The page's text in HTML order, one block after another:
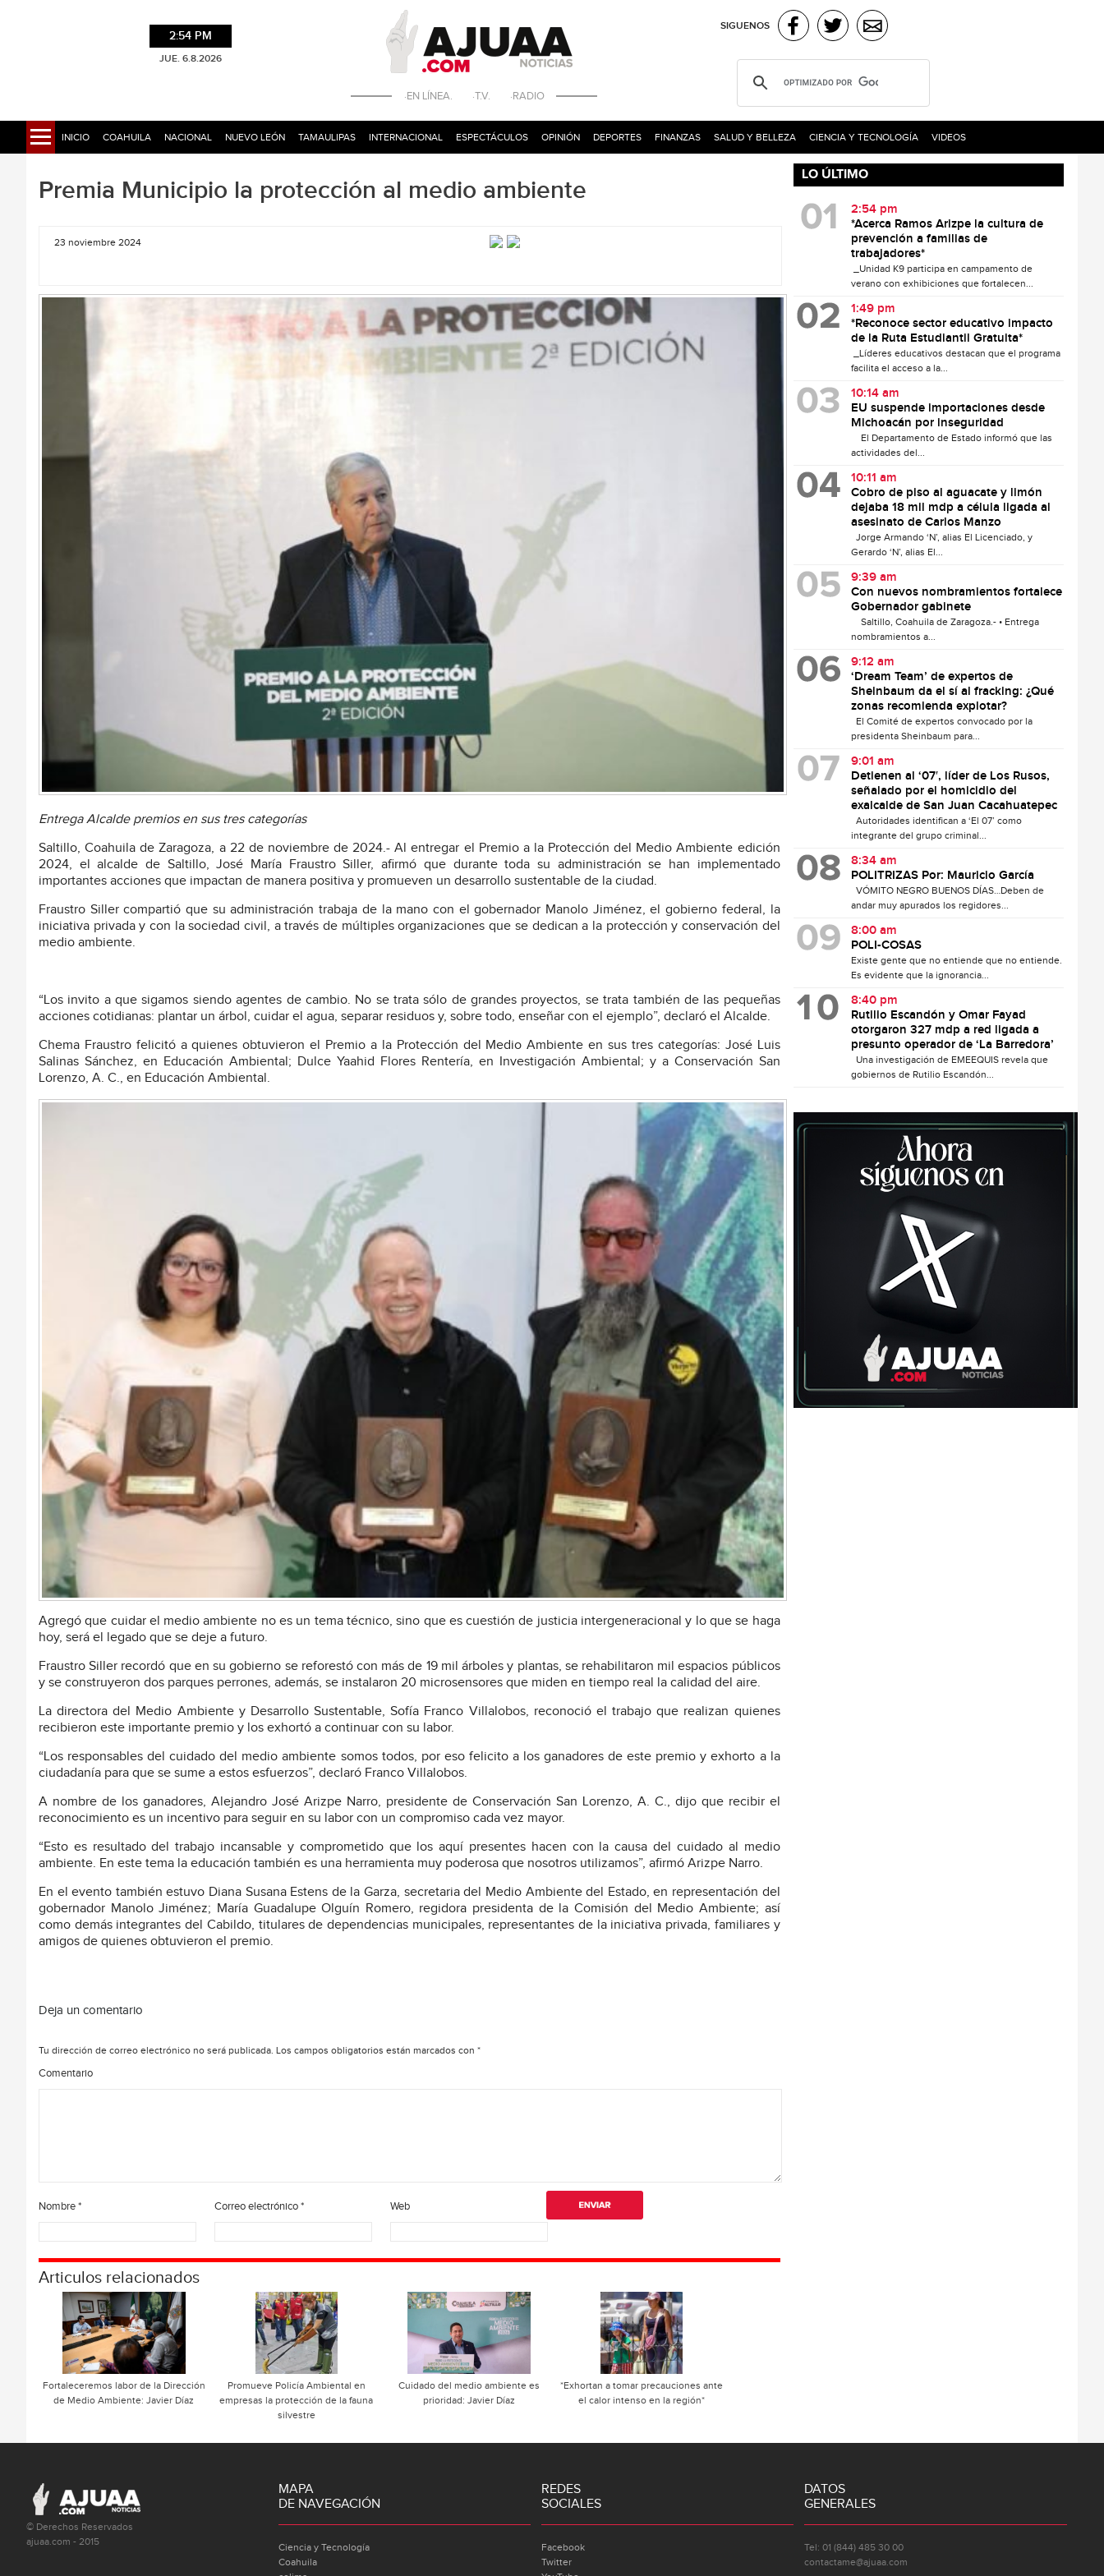
2:54 PM
JUE. 6.8.2026
·EN LÍNEA. ·T.V. ·RADIO
SIGUENOS
INICIO COAHUILA NACIONAL NUEVO LEÓN TAMAULIPAS INTERNACIONAL ESPECTÁCULOS OPINIÓN DEPORTES FINANZAS SALUD Y BELLEZA CIENCIA Y TECNOLOGÍA VIDEOS
Premia Municipio la protección al medio ambiente
23 noviembre 2024
Entrega Alcalde premios en sus tres categorías
Saltillo, Coahuila de Zaragoza, a 22 de noviembre de 2024.- Al entregar el Premio a la Protección del Medio Ambiente edición
2024, el alcalde de Saltillo, José María Fraustro Siller, afirmó que durante toda su administración se han implementado
importantes acciones que impactan de manera positiva y promueven un desarrollo sustentable de la ciudad.
Fraustro Siller compartió que su administración trabaja de la mano con el gobernador Manolo Jiménez, el gobierno federal, la
iniciativa privada y con la sociedad civil, a través de múltiples organizaciones que se dedican a la protección y conservación del
medio ambiente.
“Los invito a que sigamos siendo agentes de cambio. No se trata sólo de grandes proyectos, se trata también de las pequeñas
acciones cotidianas: plantar un árbol, cuidar el agua, separar residuos y, sobre todo, enseñar con el ejemplo”, declaró el Alcalde.
Chema Fraustro felicitó a quienes obtuvieron el Premio a la Protección del Medio Ambiente en sus tres categorías: José Luis
Salinas Sánchez, en Educación Ambiental; Dulce Yaahid Flores Rentería, en Investigación Ambiental; y a Conservación San
Lorenzo, A. C., en Educación Ambiental.
Agregó que cuidar el medio ambiente no es un tema técnico, sino que es cuestión de justicia intergeneracional y lo que se haga
hoy, será el legado que se deje a futuro.
Fraustro Siller recordó que en su gobierno se reforestó con más de 19 mil árboles y plantas, se rehabilitaron mil espacios públicos
y se construyeron dos parques perrones, además, se instalaron 20 microsensores que miden en tiempo real la calidad del aire.
La directora del Medio Ambiente y Desarrollo Sustentable, Sofía Franco Villalobos, reconoció el trabajo que realizan quienes
recibieron este importante premio y los exhortó a continuar con su labor.
“Los responsables del cuidado del medio ambiente somos todos, por eso felicito a los ganadores de este premio y exhorto a la
ciudadanía para que se sume a estos esfuerzos”, declaró Franco Villalobos.
A nombre de los ganadores, Alejandro José Arizpe Narro, presidente de Conservación San Lorenzo, A. C., dijo que recibir el
reconocimiento es un incentivo para seguir en su labor con un compromiso cada vez mayor.
“Esto es resultado del trabajo incansable y comprometido que los aquí presentes hacen con la causa del cuidado al medio
ambiente. En este tema la educación también es una herramienta muy poderosa que nosotros utilizamos”, afirmó Arizpe Narro.
En el evento también estuvo Diana Susana Estens de la Garza, secretaria del Medio Ambiente del Estado, en representación del
gobernador Manolo Jiménez; María Guadalupe Olguín Romero, regidora presidenta de la Comisión del Medio Ambiente; así
como demás integrantes del Cabildo, titulares de dependencias municipales, representantes de la iniciativa privada, familiares y
amigos de quienes obtuvieron el premio.
Deja un comentario
Tu dirección de correo electrónico no será publicada. Los campos obligatorios están marcados con *
Comentario
Nombre* Correo electrónico* Web
Articulos relacionados
Fortaleceremos labor de la Dirección
de Medio Ambiente: Javier Díaz
Promueve Policía Ambiental en
empresas la protección de la fauna
silvestre
Cuidado del medio ambiente es
prioridad: Javier Díaz
*Exhortan a tomar precauciones ante
el calor intenso en la región*
LO ÚLTIMO
2:54 pm
*Acerca Ramos Arizpe la cultura de
prevención a familias de
trabajadores*
_Unidad K9 participa en campamento de
verano con exhibiciones que fortalecen...
1:49 pm
*Reconoce sector educativo impacto
de la Ruta Estudiantil Gratuita*
_Líderes educativos destacan que el programa
facilita el acceso a la...
10:14 am
EU suspende importaciones desde
Michoacán por inseguridad
El Departamento de Estado informó que las
actividades del...
10:11 am
Cobro de piso al aguacate y limón
dejaba 18 mil mdp a célula ligada al
asesinato de Carlos Manzo
Jorge Armando ‘N’, alias El Licenciado, y
Gerardo ‘N’, alias El...
9:39 am
Con nuevos nombramientos fortalece
Gobernador gabinete
Saltillo, Coahuila de Zaragoza.- • Entrega
nombramientos a...
9:12 am
‘Dream Team’ de expertos de
Sheinbaum da el sí al fracking: ¿Qué
zonas recomienda explotar?
El Comité de expertos convocado por la
presidenta Sheinbaum para...
9:01 am
Detienen al ‘07′, líder de Los Rusos,
señalado por el homicidio del
exalcalde de San Juan Cacahuatepec
Autoridades identifican a ‘El 07’ como
integrante del grupo criminal...
8:34 am
POLITRIZAS Por: Mauricio García
VÓMITO NEGRO BUENOS DÍAS…Deben de
andar muy apurados los regidores...
8:00 am
POLI-COSAS
Existe gente que no entiende que no entiende.
Es evidente que la ignorancia...
8:40 pm
Rutilio Escandón y Omar Fayad
otorgaron 327 mdp a red ligada a
presunto operador de ‘La Barredora’
Una investigación de EMEEQUIS revela que
gobiernos de Rutilio Escandón...
© Derechos Reservados
ajuaa.com - 2015
MAPA
DE NAVEGACIÓN
Ciencia y Tecnología
Coahuila
REDES
SOCIALES
Facebook
Twitter
DATOS
GENERALES
Tel: 01 (844) 485 30 00
contactame@ajuaa.com